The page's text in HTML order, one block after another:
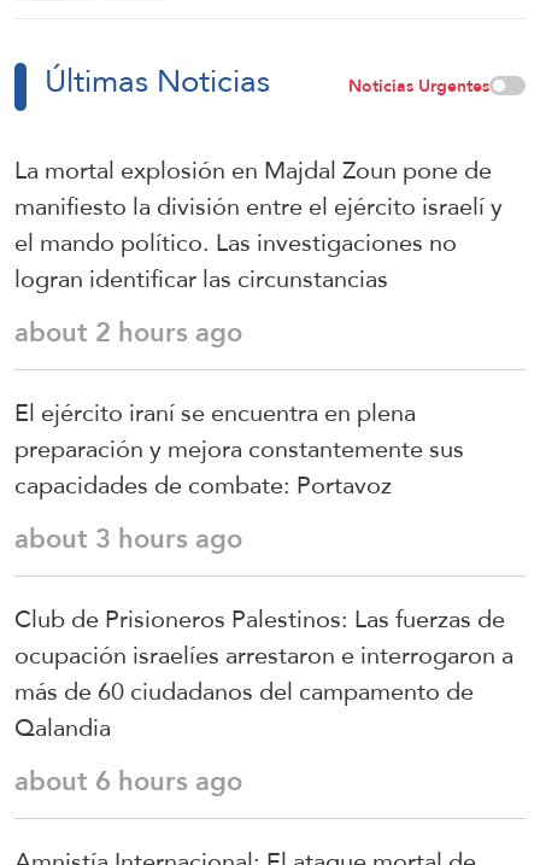
Últimas Noticias Noticias Urgentes
La mortal explosión en Majdal Zoun pone de
manifiesto la división entre el ejército israelí y
el mando político. Las investigaciones no
logran identificar las circunstancias
about 2 hours ago
El ejército iraní se encuentra en plena
preparación y mejora constantemente sus
capacidades de combate: Portavoz
about 3 hours ago
Club de Prisioneros Palestinos: Las fuerzas de
ocupación israelíes arrestaron e interrogaron a
más de 60 ciudadanos del campamento de
Qalandia
about 6 hours ago